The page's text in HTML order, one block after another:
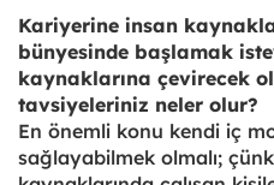
Kariyerine insan
bünyesinde başlamak
kaynaklarına çevirecek
tavsiyeleriniz neler olur?
En önemli konu kendi iç
sağlayabilmek olmalı;